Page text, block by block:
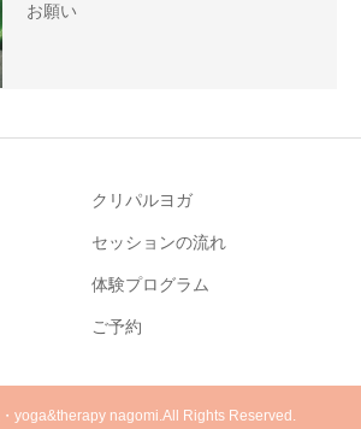
お願い
クリパルヨガ
セッションの流れ
体験プログラム
ご予約
yoga&therapy nagomi.All Rights Reserved.